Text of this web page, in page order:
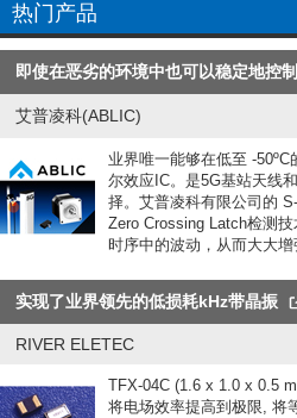
热门产品
即使在恶劣的环境中也可以稳定地控
艾普凌科(ABLIC)
业界唯一能够在低至 -
尔效应IC。是5G基站天线
择。艾普凌科有限公司的
Zero Crossing Latch检测
时序中的波动，从而大大增
实现了业界领先的低损耗kHz带晶振
RIVER ELETEC
TFX-04C (1.6 x 1.0 x 0.5
将电场效率提高到极限, 将